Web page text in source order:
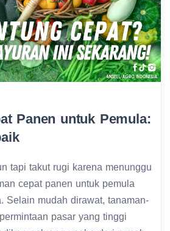
Panen untuk Pemula:
tapi takut rugi karena menunggu
cepat panen untuk pemula
Selain mudah dirawat, tanaman-
pasar yang tinggi